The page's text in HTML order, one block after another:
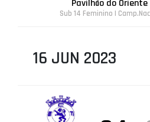
Pavilhão do
Sub 14 Feminino |
16 JUN 2023